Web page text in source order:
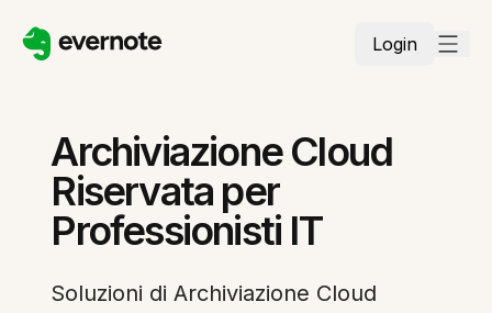
Login
Archiviazione Cloud
Riservata per
Professionisti IT
Soluzioni di Archiviazione Cloud